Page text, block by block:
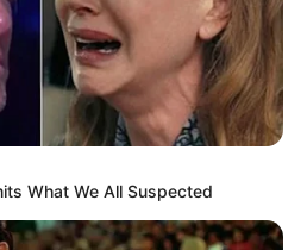
What We All Suspected